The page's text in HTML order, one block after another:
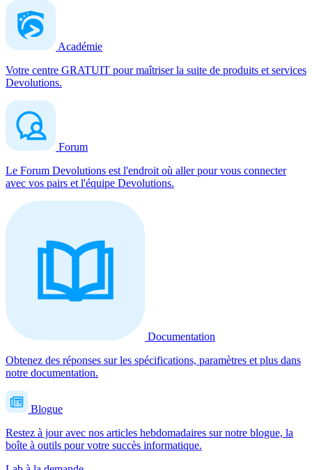
Académie
Votre centre GRATUIT pour maîtriser la suite de produits et services
Devolutions.
Forum
Le Forum Devolutions est l'endroit où aller pour vous connecter
avec vos pairs et l'équipe Devolutions.
Documentation
Obtenez des réponses sur les spécifications, paramètres et plus dans
notre documentation.
Blogue
Restez à jour avec nos articles hebdomadaires sur notre blogue, la
boîte à outils pour votre succès informatique.